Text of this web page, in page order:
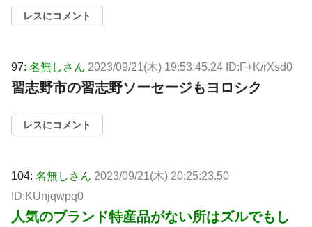
レスにコメント
97: 名無しさん 2023/09/21(木) 19:53:45.24 ID:F+K/rXsd0
習志野市の習志野ソーセージもヨロシク
レスにコメント
104: 名無しさん 2023/09/21(木) 20:25:23.50
ID:KUnjqwpq0
人気のブランド特産品がない所はズルでもし